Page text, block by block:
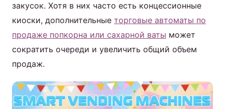
закусок. Хотя в них часто есть концессионные
киоски, дополнительные торговые автоматы по
продаже попкорна или сахарной ваты может
сократить очереди и увеличить общий объем
продаж.